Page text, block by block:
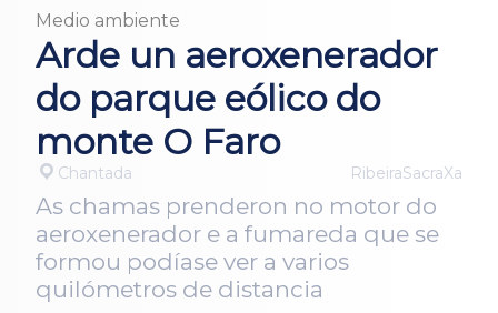
Medio ambiente
Arde un aeroxenerador
do parque eólico do
monte O Faro
Chantada RibeiraSacraXa
As chamas prenderon no motor do
aeroxenerador e a fumareda que se
formou podíase ver a varios
quilómetros de distancia